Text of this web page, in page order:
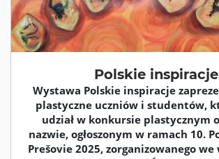
Polskie inspiracje
Wystawa Polskie inspiracje
plastyczne uczniów i studentów,
udział w konkursie plastycznym
nazwie, ogłoszonym w ramach 10.
Prešovie 2025, zorganizowanego we